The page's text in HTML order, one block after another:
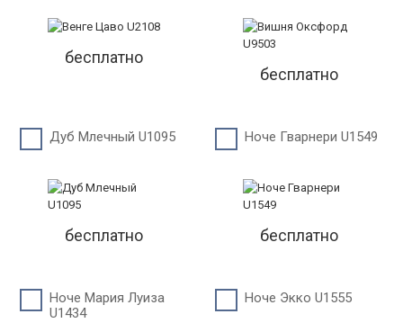
бесплатно
бесплатно
Дуб Млечный U1095
бесплатно
Ноче Гварнери U1549
бесплатно
Ноче Мария Луиза
U1434
Ноче Экко U1555